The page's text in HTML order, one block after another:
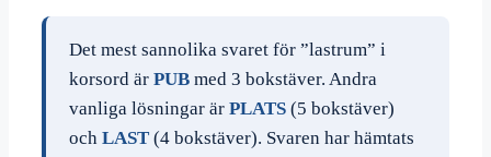
Det mest sannolika svaret för ”lastrum” i
korsord är PUBmed 3 bokstäver. Andra
vanliga lösningar är PLATS(5 bokstäver)
och LAST(4 bokstäver). Svaren har hämtats